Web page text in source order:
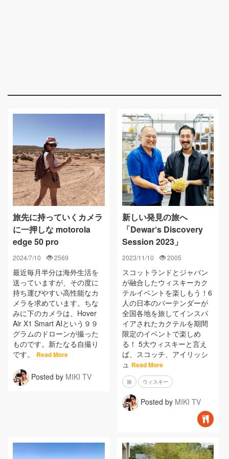
旅先に持っていくカメラ
に一押しな motorola
edge 50 pro
2024/7/10 2569
最近毎月半分は海外生活を
送っていますが、その度に
持ち運びやすい高性能なカ
メラを求めています。ちな
みに下のカメラは、Hover
Air X1 Smart AIという９９
グラムのドローンが撮った
ものです。新たなる自撮り
です。
Read More
Posted by MIKI TV
新しい発見の旅へ
「Dewar‘s Discovery
Session 2023」
2023/11/10 2005
スコットランドとジャパン
が融合したウィスキーカク
テルイベントを楽しもう！6
人の日本のバーテンダーが
全国各地を旅してインスパ
イアされたカクテルを期間
限定のイベントで楽しめ
る！ 5大ウィスキーと言え
ば、スコッチ、アイリッシ
ュ Read More
旅 ウィスキー
Posted by MIKI TV